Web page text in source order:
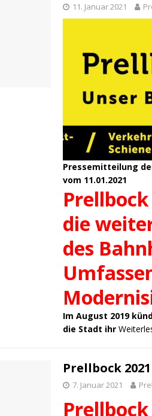
11. Januar 2021
Pressemitteilung
vom 11.01.2021
die
des
Im August 2019
die Stadt ihr
Prellbock 2021
7. Januar 2021